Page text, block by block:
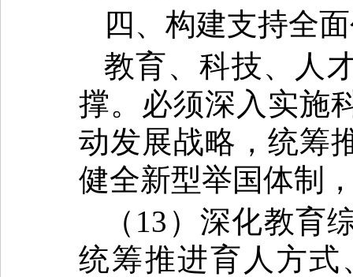
四、构建支持全
教育、科技、人
撑。必须深入实施
动发展战略，统筹
健全新型举国体制
（13）深化教育
统筹推进育人方